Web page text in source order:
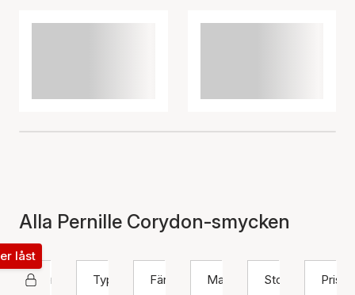
Alla Pernille Corydon-smycken
Pernille Corydon
låst
Typ
Färg Material Storlek Pris